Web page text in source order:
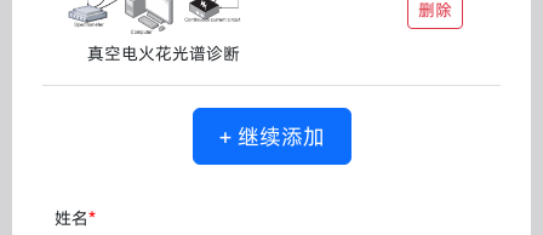
真空电火花光谱诊断
删除
+ 继续添加
姓名*